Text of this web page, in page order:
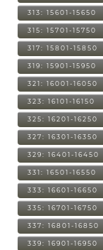
313: 15601-15650
315: 15701-15750
317: 15801-15850
319: 15901-15950
321: 16001-16050
323: 16101-16150
325: 16201-16250
327: 16301-16350
329: 16401-16450
331: 16501-16550
333: 16601-16650
335: 16701-16750
337: 16801-16850
339: 16901-16950